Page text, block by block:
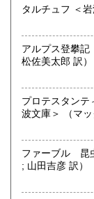
取り扱い分野
アルプス登攀記 上下揃
松佐美太郎 訳）
プロテスタン
波文
ファーブル 昆虫記 全
; 山田吉彦 訳）